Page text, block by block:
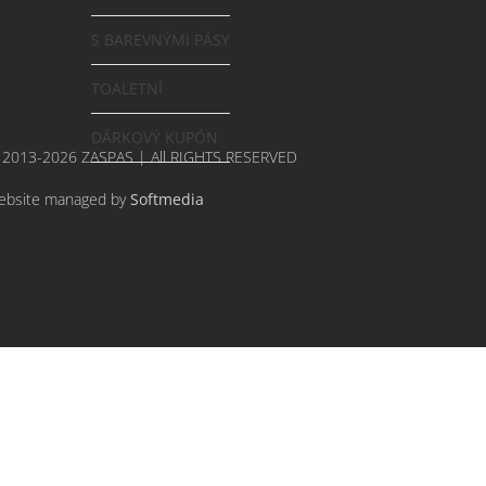
S BAREVNÝMI PÁSY
TOALETNÍ
DÁRKOVÝ KUPÓN
2026 ZASPAS | All RIGHTS RESERVED
managed bySoftmedia